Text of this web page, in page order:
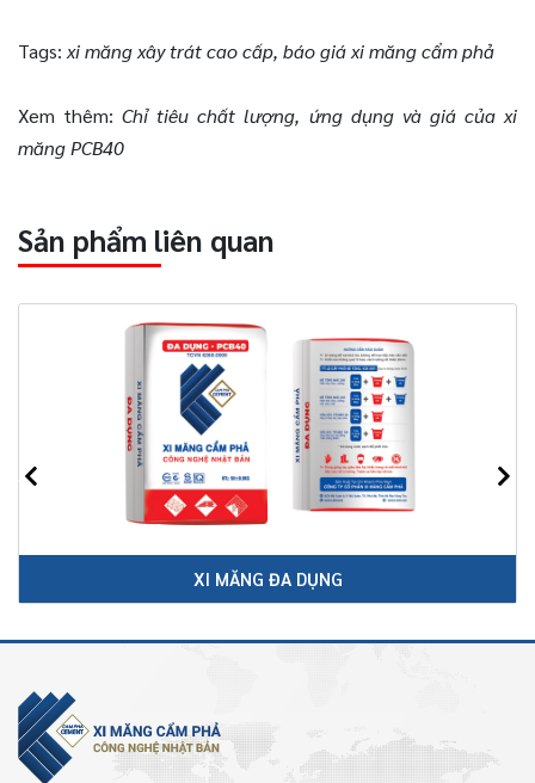
Tags: xi măng xây trát cao cấp, báo giá xi măng cẩm phả
Xem thêm:Chỉ tiêu chất lượng, ứng dụng và giá của xi
măng PCB40
Sản phẩm liên quan
XI MĂNG ĐA DỤNG